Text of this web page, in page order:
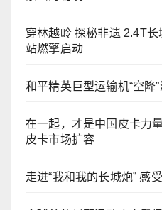
穿林越岭 探秘非遗 2.4T
站燃擎启动
和平精英巨型运输机“空降
在一起，才是中国皮卡力
皮卡市场扩容
走进“我和我的长城炮” 感